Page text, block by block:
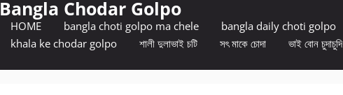
Bangla Chodar Golpo
HOME bangla choti golpo ma chele bangla daily choti golpo
khala ke chodar golpo
শালী দুলাভাই চটি সৎ মাকে চোদা ভাই বোন চুদাচুদি